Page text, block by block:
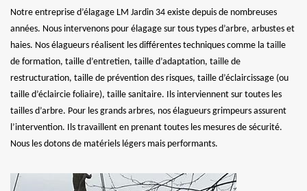
Notre entreprise d’élagage LM Jardin 34 existe depuis de nombreuses
années. Nous intervenons pour élagage sur tous types d’arbre, arbustes et
haies. Nos élagueurs réalisent les différentes techniques comme la taille
de formation, taille d’entretien, taille d’adaptation, taille de
restructuration, taille de prévention des risques, taille d’éclaircissage (ou
taille d’éclaircie foliaire), taille sanitaire. Ils interviennent sur toutes les
tailles d’arbre. Pour les grands arbres, nos élagueurs grimpeurs assurent
l’intervention. Ils travaillent en prenant toutes les mesures de sécurité.
Nous les dotons de matériels légers mais performants.